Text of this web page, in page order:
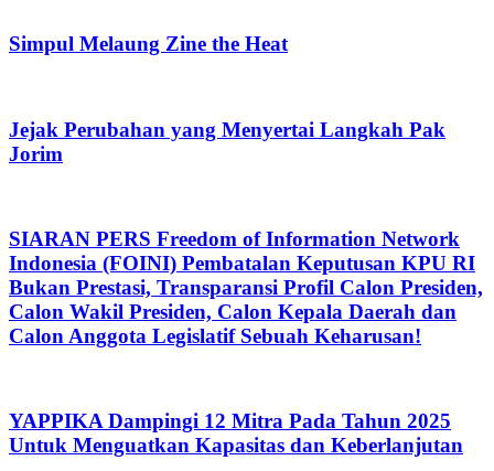
Simpul Melaung Zine the Heat
Jejak Perubahan yang Menyertai Langkah Pak
Jorim
SIARAN PERS Freedom of Information Network
Indonesia (FOINI) Pembatalan Keputusan KPU RI
Bukan Prestasi, Transparansi Profil Calon Presiden,
Calon Wakil Presiden, Calon Kepala Daerah dan
Calon Anggota Legislatif Sebuah Keharusan!
YAPPIKA Dampingi 12 Mitra Pada Tahun 2025
Untuk Menguatkan Kapasitas dan Keberlanjutan